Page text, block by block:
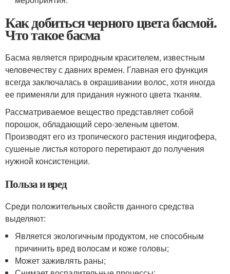
Как добиться черного цвета басмой.
Что такое басма
Басма является природным красителем, известным
человечеству с давних времен. Главная его функция
всегда заключалась в окрашивании волос, хотя иногда
ее применяли для придания нужного цвета тканям.
Рассматриваемое вещество представляет собой
порошок, обладающий серо-зеленым цветом.
Производят его из тропического растения индигофера,
сушеные листья которого перетирают до получения
нужной консистенции.
Польза и вред
Среди положительных свойств данного средства
выделяют:
Является экологичным продуктом, не способным
причинить вред волосам и коже головы;
Может заживлять раны;